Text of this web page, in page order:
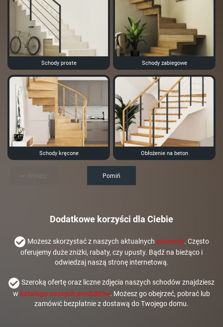
Schody proste Schody zabiegowe
Schody kręcone Obłożenie na beton
Pomiń
Dodatkowe korzyści dla Ciebie
Możesz skorzystać z naszych aktualnych promocji. Często
oferujemy duże zniżki, rabaty, czy upusty. Bądź na bieżąco i
odwiedzaj naszą stronę internetową.
Szeroką ofertę oraz liczne zdjęcia naszych schodów znajdziesz
w katalogu naszych produktów. Możesz go obejrzeć, pobrać lub
zamówić bezpłatnie z dostawą do Twojego domu.